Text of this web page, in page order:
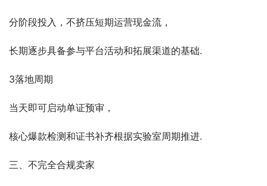
分阶段投入，不挤压短期运营现金流，
长期逐步具备参与平台活动和拓展渠道的基础.
3落地周期
当天即可启动单证预审，
核心爆款检测和证书补齐根据实验室周期推进.
三、不完全合规卖家